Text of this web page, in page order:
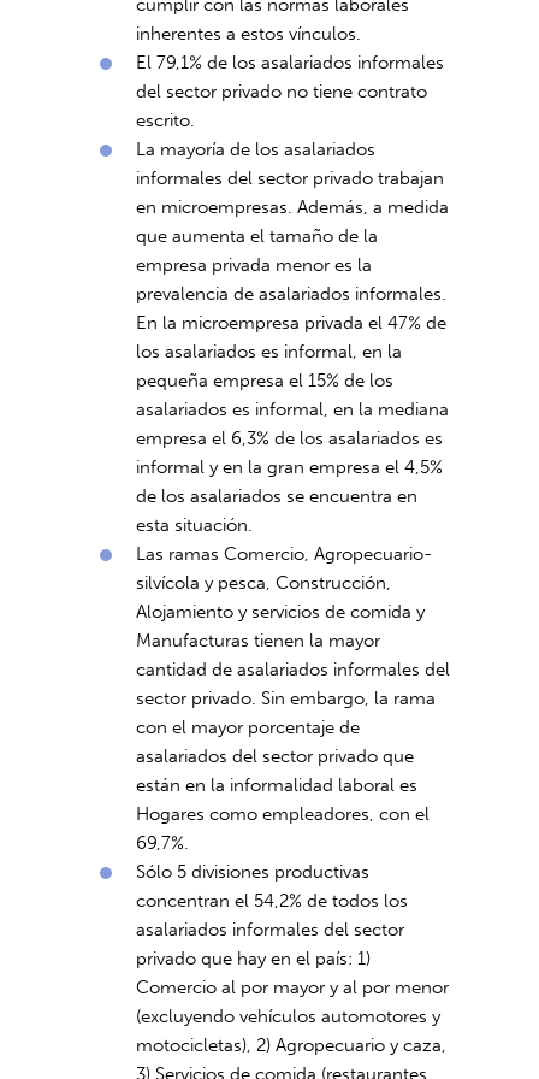
cumplir con las normas laborales
inherentes a estos vínculos.
El 79,1% de los asalariados informales
del sector privado no tiene contrato
escrito.
La mayoría de los asalariados
informales del sector privado trabajan
en microempresas. Además, a medida
que aumenta el tamaño de la
empresa privada menor es la
prevalencia de asalariados informales.
En la microempresa privada el 47% de
los asalariados es informal, en la
pequeña empresa el 15% de los
asalariados es informal, en la mediana
empresa el 6,3% de los asalariados es
informal y en la gran empresa el 4,5%
de los asalariados se encuentra en
esta situación.
Las ramas Comercio, Agropecuario-
silvícola y pesca, Construcción,
Alojamiento y servicios de comida y
Manufacturas tienen la mayor
cantidad de asalariados informales del
sector privado. Sin embargo, la rama
con el mayor porcentaje de
asalariados del sector privado que
están en la informalidad laboral es
Hogares como empleadores, con el
69,7%.
Sólo 5 divisiones productivas
concentran el 54,2% de todos los
asalariados informales del sector
privado que hay en el país: 1)
Comercio al por mayor y al por menor
(excluyendo vehículos automotores y
motocicletas), 2) Agropecuario y caza,
3) Servicios de comida (restaurantes,